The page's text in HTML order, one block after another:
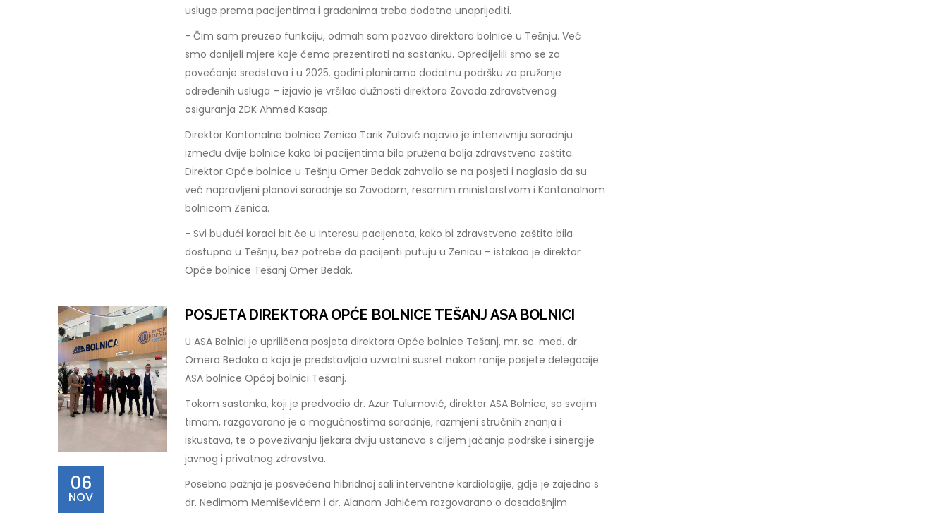
usluge prema pacijentima i građanima treba dodatno unaprijediti.
- Čim sam preuzeo funkciju, odmah sam pozvao direktora bolnice u Tešnju. Već
smo donijeli mjere koje ćemo prezentirati na sastanku. Opredijelili smo se za
povećanje sredstava i u 2025. godini planiramo dodatnu podršku za pružanje
određenih usluga – izjavio je vršilac dužnosti direktora Zavoda zdravstvenog
osiguranja ZDK Ahmed Kasap.
Direktor Kantonalne bolnice Zenica Tarik Zulović najavio je intenzivniju saradnju
između dvije bolnice kako bi pacijentima bila pružena bolja zdravstvena zaštita.
Direktor Opće bolnice u Tešnju Omer Bedak zahvalio se na posjeti i naglasio da su
već napravljeni planovi saradnje sa Zavodom, resornim ministarstvom i Kantonalnom
bolnicom Zenica.
- Svi budući koraci bit će u interesu pacijenata, kako bi zdravstvena zaštita bila
dostupna u Tešnju, bez potrebe da pacijenti putuju u Zenicu – istakao je direktor
Opće bolnice Tešanj Omer Bedak.
06
NOV
POSJETA DIREKTORA OPĆE BOLNICE TEŠANJ ASA BOLNICI
U ASA Bolnici je upriličena posjeta direktora Opće bolnice Tešanj, mr. sc. med. dr.
Omera Bedaka a koja je predstavljala uzvratni susret nakon ranije posjete delegacije
ASA bolnice Općoj bolnici Tešanj.
Tokom sastanka, koji je predvodio dr. Azur Tulumović, direktor ASA Bolnice, sa svojim
timom, razgovarano je o mogućnostima saradnje, razmjeni stručnih znanja i
iskustava, te o povezivanju ljekara dviju ustanova s ciljem jačanja podrške i sinergije
javnog i privatnog zdravstva.
Posebna pažnja je posvećena hibridnoj sali interventne kardiologije, gdje je zajedno s
dr. Nedimom Memiševićem i dr. Alanom Jahićem razgovarano o dosadašnjim